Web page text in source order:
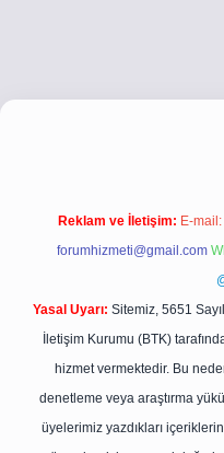
betci girişbetci giriş
Reklam ve İletişim: E-mail:
forumhizmeti@gmail.com
Yasal Uyarı: Sitemiz, 5651
İletişim Kurumu (BTK)
hizmet vermektedir. Bu
denetleme veya araştırma
üyelerimiz yazdıkları